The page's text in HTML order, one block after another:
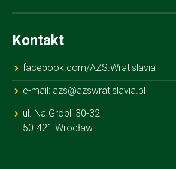
Kontakt
facebook.com/AZS.Wratislavia
e-mail: azs@azswratislavia.pl
ul. Na Grobli 30-32
50-421 Wrocław